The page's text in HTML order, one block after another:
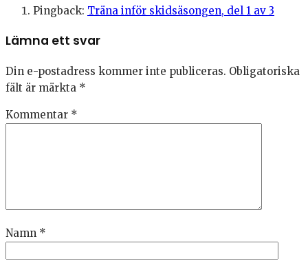
Pingback: Träna inför skidsäsongen, del 1 av 3
Lämna ett svar
Din e-postadress kommer inte publiceras. Obligatoriska
fält är märkta *
Kommentar *
Namn *